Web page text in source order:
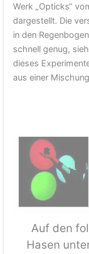
Werk „Opticks“
dargestellt. Die
in den
schnell genug,
dieses
aus einer
Auf den
Hasen